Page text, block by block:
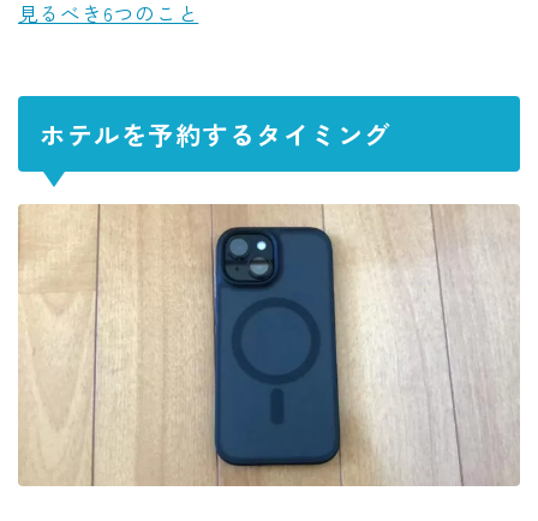
見るべき6つのこと
ホテルを予約するタイミング